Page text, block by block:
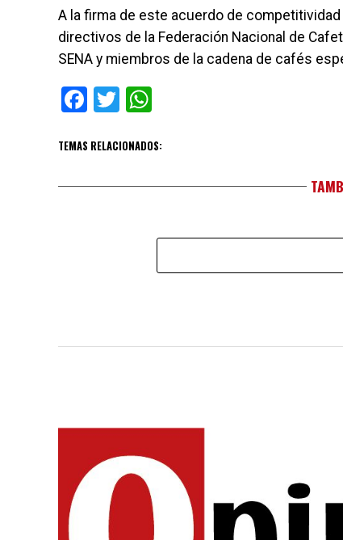
A la firma de este acuerdo de
directivos de la Federación Nacional de
SENA y miembros de la cadena de cafés
Facebook
Twitter
TEMAS RELACIONADOS: